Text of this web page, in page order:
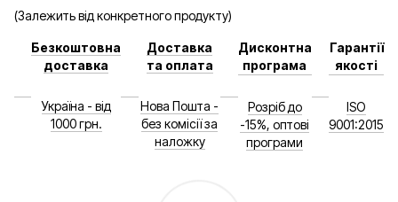
(Залежить від конкретного продукту)
Безкоштовна
доставка
Україна - від
1000 грн.
Доставка
та оплата
Нова Пошта -
без комісії за
наложку
Дисконтна
програма
Розріб до
-15%, оптові
програми
Гарантії
якості
ISO
9001:2015